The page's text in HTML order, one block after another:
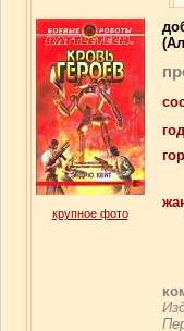
крупное фото